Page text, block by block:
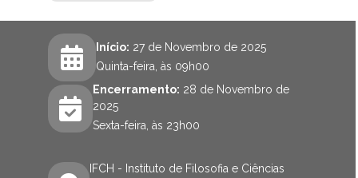
Início: 27 de Novembro de 2025
Quinta-feira, às 09h00
Encerramento: 28 de Novembro de
2025
Sexta-feira, às 23h00
IFCH - Instituto de Filosofia e Ciências